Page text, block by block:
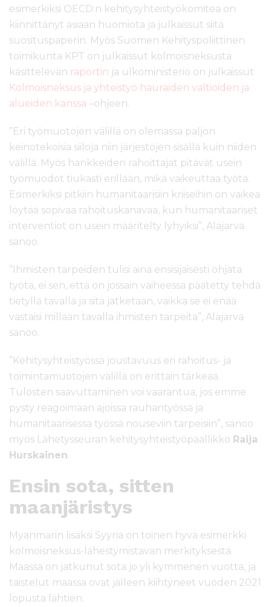
esimerkiksi OECD:n kehitysyhteistyökomitea on
kiinnittänyt asiaan huomiota ja julkaissut siitä
suosituspaperin. Myös Suomen Kehityspoliittinen
toimikunta KPT on julkaissut kolmoisneksusta
käsittelevän raportin ja ulkoministeriö on julkaissut
Kolmoisneksus ja yhteistyö hauraiden valtioiden ja
alueiden kanssa –ohjeen.
”Eri työmuotojen välillä on olemassa paljon
keinotekoisia siiloja niin järjestöjen sisällä kuin niiden
välillä. Myös hankkeiden rahoittajat pitävät usein
työmuodot tiukasti erillään, mikä vaikeuttaa työtä.
Esimerkiksi pitkiin humanitaarisiin kriiseihin on vaikea
löytää sopivaa rahoituskanavaa, kun humanitaariset
interventiot on usein määritelty lyhyiksi”, Alajarva
sanoo.
”Ihmisten tarpeiden tulisi aina ensisijaisesti ohjata
työtä, ei sen, että on jossain vaiheessa päätetty tehdä
tietyllä tavalla ja sitä jatketaan, vaikka se ei enää
vastaisi millään tavalla ihmisten tarpeita”, Alajarva
sanoo.
”Kehitysyhteistyössä joustavuus eri rahoitus- ja
toimintamuotojen välillä on erittäin tärkeää.
Tulosten saavuttaminen voi vaarantua, jos emme
pysty reagoimaan ajoissa rauhantyössä ja
humanitaarisessa työssä nouseviin tarpeisiin”, sanoo
myös Lähetysseuran kehitysyhteistyöpäällikkö Raija
Hurskainen.
Ensin sota, sitten
maanjäristys
Myanmarin lisäksi Syyria on toinen hyvä esimerkki
kolmoisneksus-lähestymistavan merkityksestä.
Maassa on jatkunut sota jo yli kymmenen vuotta, ja
taistelut maassa ovat jälleen kiihtyneet vuoden 2021
lopusta lähtien.